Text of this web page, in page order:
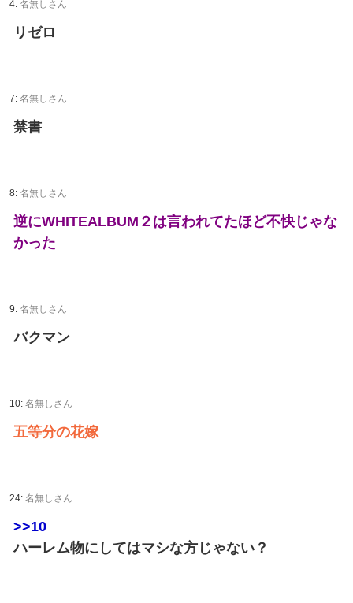
4: 名無しさん
リゼロ
7: 名無しさん
禁書
8: 名無しさん
逆にWHITEALBUM２は言われてたほど不快じゃな
かった
9: 名無しさん
バクマン
10: 名無しさん
五等分の花嫁
24: 名無しさん
>>10
ハーレム物にしてはマシな方じゃない？